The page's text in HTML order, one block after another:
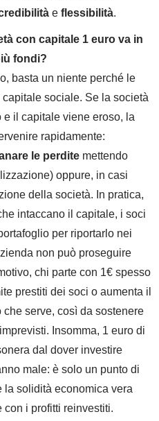
e flessibilità.
con capitale 1 euro va in
fondi?
basta un niente perché le
sociale. Se la società
il capitale viene eroso, la
rapidamente:
le perdite mettendo
oppure, in casi
della società. In pratica,
intaccano il capitale, i soci
per riportarlo nei
non può proseguire
chi parte con 1€ spesso
prestiti dei soci o aumenta il
serve, così da sostenere
Insomma, 1 euro di
dal dover investire
male: è solo un punto di
la solidità economica vera
con i profitti reinvestiti.